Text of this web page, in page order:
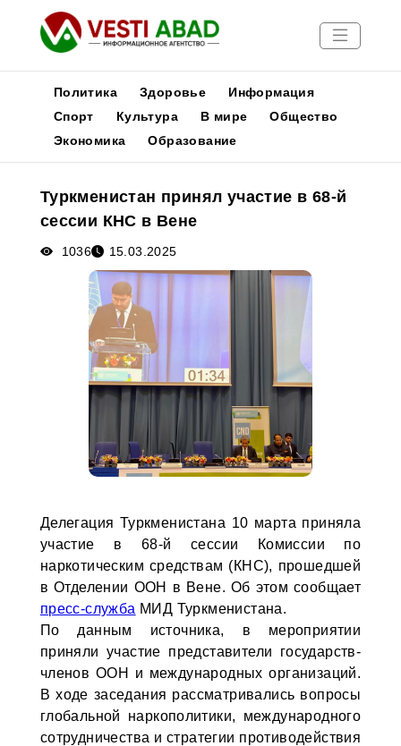
Новости
Медиа
Афиша
Политика Здоровье
Информация
Спорт
Культура В мире
Общество
Экономика
Образование
Туркменистан принял участие в 68-й
сессии КНС в Вене
1036 15.03.2025
Делегация Туркменистана 10 марта приняла
участие в 68-й сессии Комиссии по
наркотическим средствам (КНС), прошедшей
в Отделении ООН в Вене. Об этом сообщает
пресс-служба МИД Туркменистана.
По данным источника, в мероприятии
приняли участие представители государств-
членов ООН и международных организаций.
В ходе заседания рассматривались вопросы
глобальной наркополитики, международного
сотрудничества и стратегии противодействия